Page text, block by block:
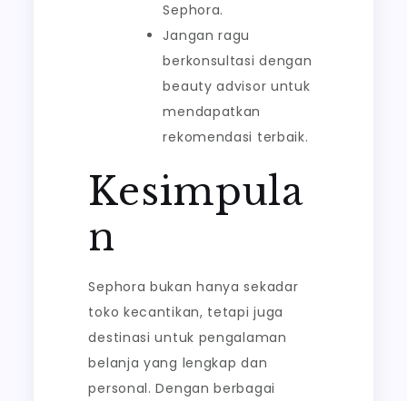
Sephora.
Jangan ragu
berkonsultasi dengan
beauty advisor untuk
mendapatkan
rekomendasi terbaik.
Kesimpula
n
Sephora bukan hanya sekadar
toko kecantikan, tetapi juga
destinasi untuk pengalaman
belanja yang lengkap dan
personal. Dengan berbagai